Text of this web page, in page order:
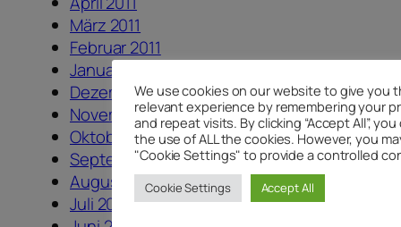
März 2011
Februar 2011
Januar 2011
Dezember 2010
November 2010
Oktober 2010
September 2010
August 2010
Juli 2010
We use cookies on our website to give you
relevant experience by remembering your
and repeat visits. By clicking “Accept All”,
the use of ALL the cookies. However, you
"Cookie Settings" to provide a controlled
Cookie Settings Accept All